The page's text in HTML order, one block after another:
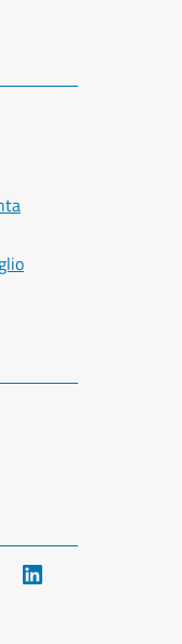
Instagram